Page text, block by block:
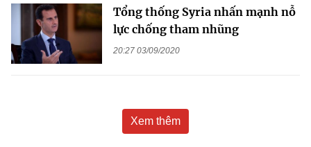
Tổng thống Syria nhấn mạnh nỗ
lực chống tham nhũng
20:27 03/09/2020
Xem thêm